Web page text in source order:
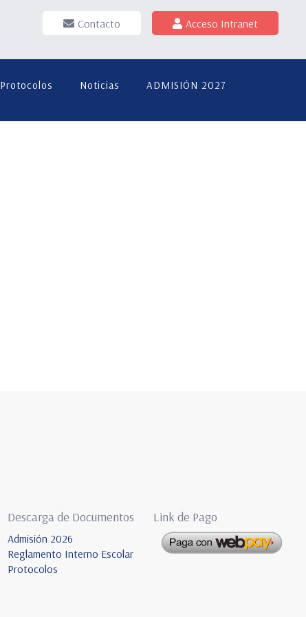
Contacto Acceso Intranet
Protocolos Noticias ADMISIÓN 2027
Descarga de Documentos
Admisión 2026
Reglamento Interno Escolar
Protocolos
Link de Pago